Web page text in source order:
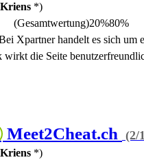
*)
(Gesamtwertung)20%80%
Xpartner handelt es sich um
die Seite
Meet2Cheat.ch (2/
*)